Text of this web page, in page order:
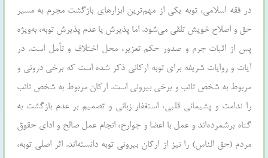
در فقه اسلامی، توبه یکی از مهم‌ترین ابزارهای بازگشت مجرم به مسیر
حق و اصلاح خویش تلقی می‌شود. اما پذیرش یا عدم پذیرش توبه، به‌ویژه
پس از اثبات جرم و صدور حکم تعزیر، محل اختلاف و تأمل است. در
آیات‌ و روایات‌ شریفه‌ براي توبه‌ ارکانی‌ ذکر شده‌ است‌ که‌ برخی‌ درونی‌ و
مربوط‌ به‌ شخص‌ تائب‌ و برخی‌ بیرونی‌ است‌. ارکان‌ مربوط‌ به‌ شخص‌ تائب‌
را ندامت‌ و پشیمانی‌ قلبی‌، استغفار زبانی‌ و تصمیم‌ بر عدم‌ بازگشت‌ به‌
گناه‌ برشمرده‌اند و عمل‌ با اعضا و جوارح‌، انجام‌ عمل‌ صالح‌ و اداي حقوق‌
مردم‌ (حق‌ الناس‌) را نیز از ارکان‌ بیرونی‌ توبه‌ دانسته‌اند. اثر اصلی‌ توبه‌،